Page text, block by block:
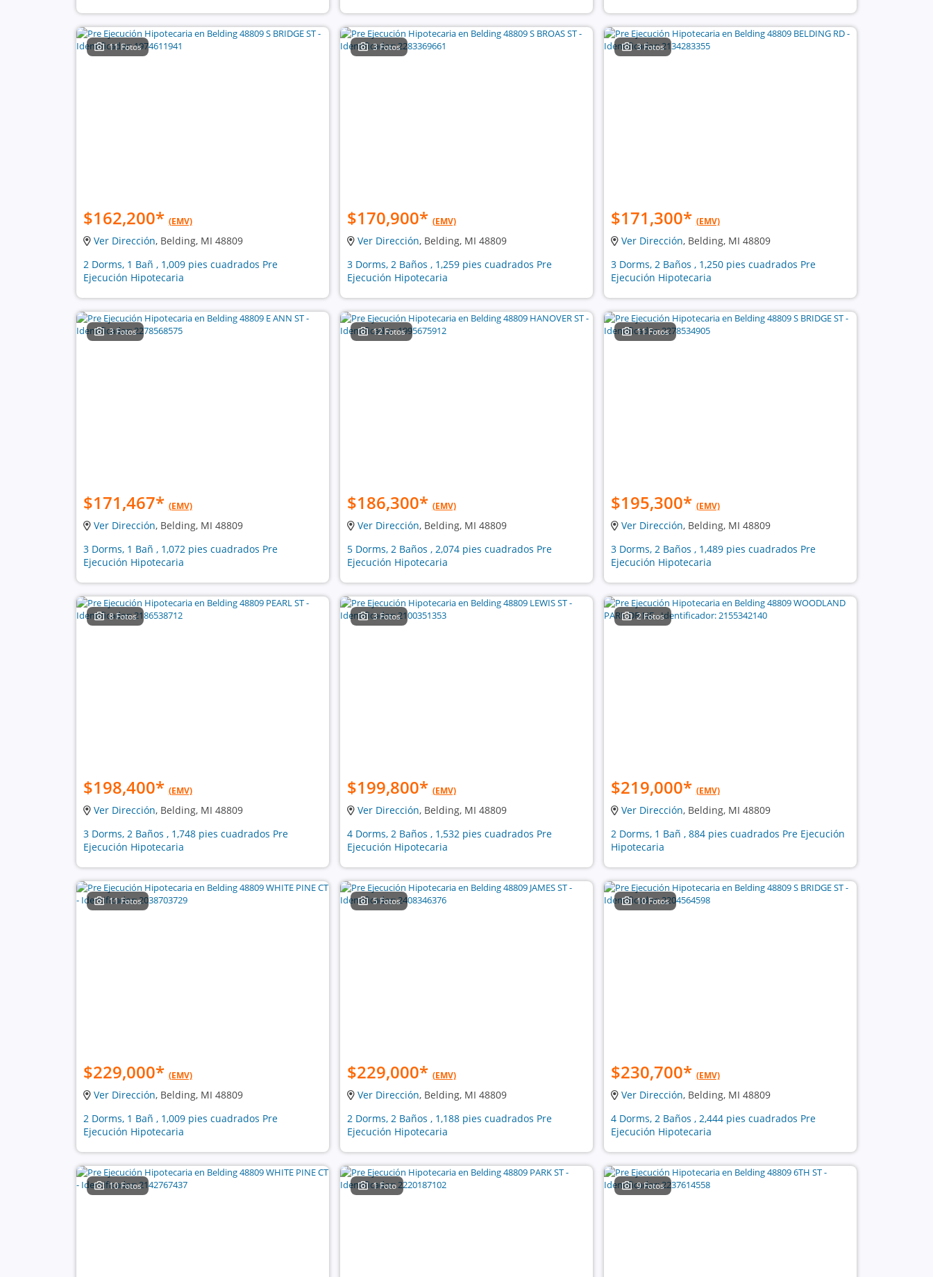
11 Fotos
$162,200* (EMV)
Ver Dirección, Belding, MI 48809
2 Dorms, 1 Bañ , 1,009 pies cuadrados Pre
Ejecución Hipotecaria
3 Fotos
$170,900* (EMV)
Ver Dirección, Belding, MI 48809
3 Dorms, 2 Baños , 1,259 pies cuadrados Pre
Ejecución Hipotecaria
3 Fotos
$171,300* (EMV)
Ver Dirección, Belding, MI 48809
3 Dorms, 2 Baños , 1,250 pies cuadrados Pre
Ejecución Hipotecaria
3 Fotos
$171,467* (EMV)
Ver Dirección, Belding, MI 48809
3 Dorms, 1 Bañ , 1,072 pies cuadrados Pre
Ejecución Hipotecaria
12 Fotos
$186,300* (EMV)
Ver Dirección, Belding, MI 48809
5 Dorms, 2 Baños , 2,074 pies cuadrados Pre
Ejecución Hipotecaria
11 Fotos
$195,300* (EMV)
Ver Dirección, Belding, MI 48809
3 Dorms, 2 Baños , 1,489 pies cuadrados Pre
Ejecución Hipotecaria
8 Fotos
$198,400* (EMV)
Ver Dirección, Belding, MI 48809
3 Dorms, 2 Baños , 1,748 pies cuadrados Pre
Ejecución Hipotecaria
3 Fotos
$199,800* (EMV)
Ver Dirección, Belding, MI 48809
4 Dorms, 2 Baños , 1,532 pies cuadrados Pre
Ejecución Hipotecaria
2 Fotos
$219,000* (EMV)
Ver Dirección, Belding, MI 48809
2 Dorms, 1 Bañ , 884 pies cuadrados Pre Ejecución
Hipotecaria
11 Fotos
$229,000* (EMV)
Ver Dirección, Belding, MI 48809
2 Dorms, 1 Bañ , 1,009 pies cuadrados Pre
Ejecución Hipotecaria
5 Fotos
$229,000* (EMV)
Ver Dirección, Belding, MI 48809
2 Dorms, 2 Baños , 1,188 pies cuadrados Pre
Ejecución Hipotecaria
10 Fotos
$230,700* (EMV)
Ver Dirección, Belding, MI 48809
4 Dorms, 2 Baños , 2,444 pies cuadrados Pre
Ejecución Hipotecaria
10 Fotos 1 Foto 9 Fotos